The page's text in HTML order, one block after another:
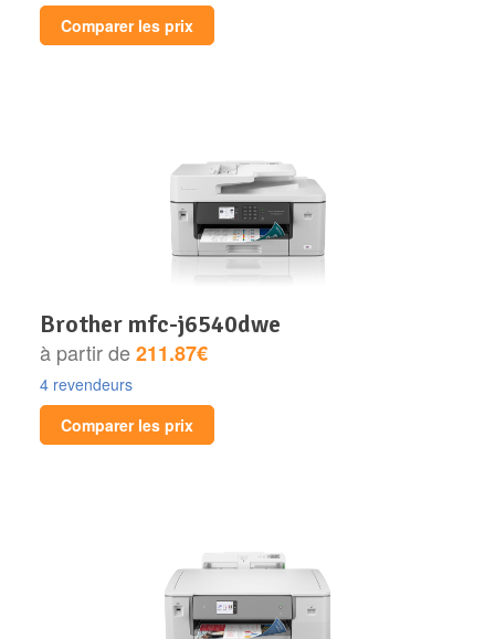
Comparer les prix
brother mfc-j6540dwe
à partir de211.87€
4 revendeurs
Comparer les prix